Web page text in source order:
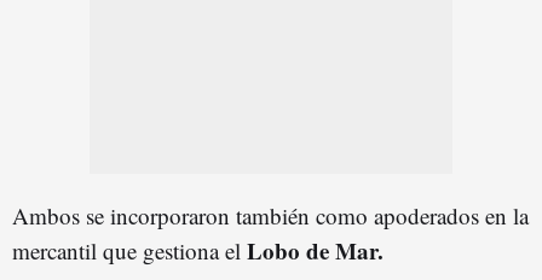
Ambos se incorporaron también como apoderados en la
mercantil que gestiona el Lobo de Mar.